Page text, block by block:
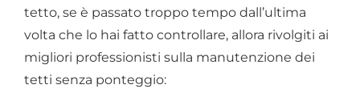
tetto, se è passato troppo tempo dall’ultima
volta che lo hai fatto controllare, allora rivolgiti ai
migliori professionisti sulla manutenzione dei
tetti senza ponteggio: